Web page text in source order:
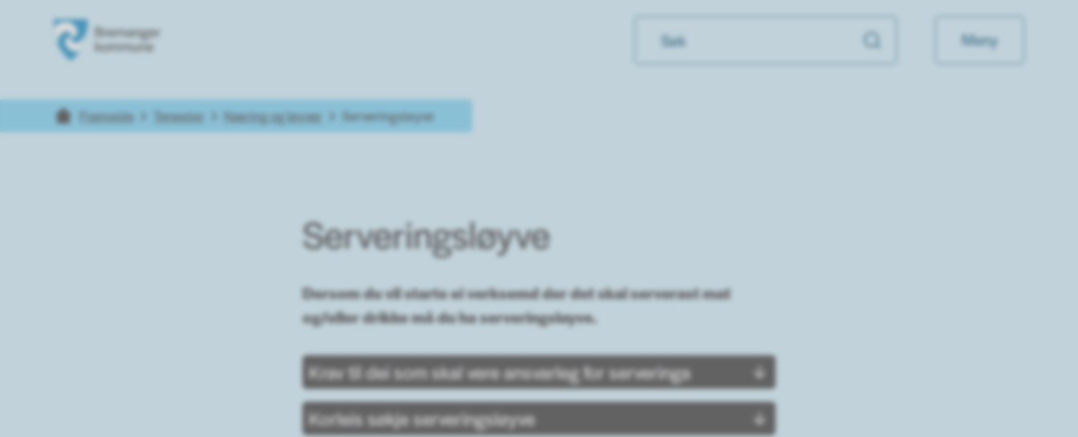
Meny
Du er her:Framside Tenester Næring og løyver Serveringsløyve
Serveringsløyve
Dersom du vil starte ei verksemd der det skal serverast mat
og/eller drikke må du ha serveringsløyve.
Krav til dei som skal vere ansvarleg for serveringa
Korleis søkje serveringsløyve